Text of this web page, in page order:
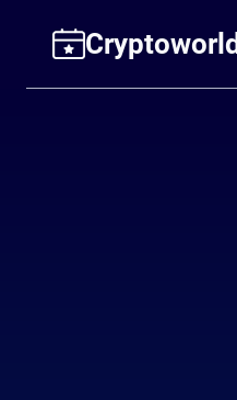
вмісту
Cryptoworld